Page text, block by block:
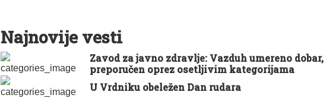
Najnovije vesti
Zavod za javno zdravlje: Vazduh umereno dobar,
preporučen oprez osetljivim kategorijama
U Vrdniku obeležen Dan rudara